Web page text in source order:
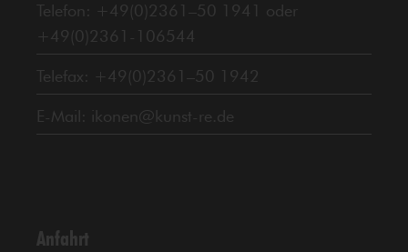
Telefon: +49(0)2361–50 1941 oder
+49(0)2361-106544
Telefax: +49(0)2361–50 1942
E-Mail: ikonen@kunst-re.de
Anfahrt